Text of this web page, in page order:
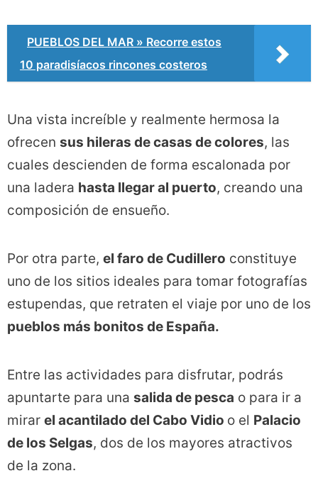
PUEBLOS DEL MAR » Recorre estos
10 paradisíacos rincones costeros
Una vista increíble y realmente hermosa la
ofrecen sus hileras de casas de colores, las
cuales descienden de forma escalonada por
una ladera hasta llegar al puerto, creando una
composición de ensueño.
Por otra parte, el faro de Cudillero constituye
uno de los sitios ideales para tomar fotografías
estupendas, que retraten el viaje por uno de los
pueblos más bonitos de España.
Entre las actividades para disfrutar, podrás
apuntarte para una salida de pesca o para ir a
mirar el acantilado del Cabo Vidio o el Palacio
de los Selgas, dos de los mayores atractivos
de la zona.